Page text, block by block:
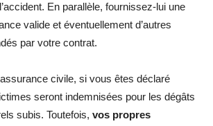
En parallèle, fournissez-lui une
valide et éventuellement d’autres
par votre contrat.
civile, si vous êtes déclaré
seront indemnisées pour les dégâts
subis. Toutefois, vos propres